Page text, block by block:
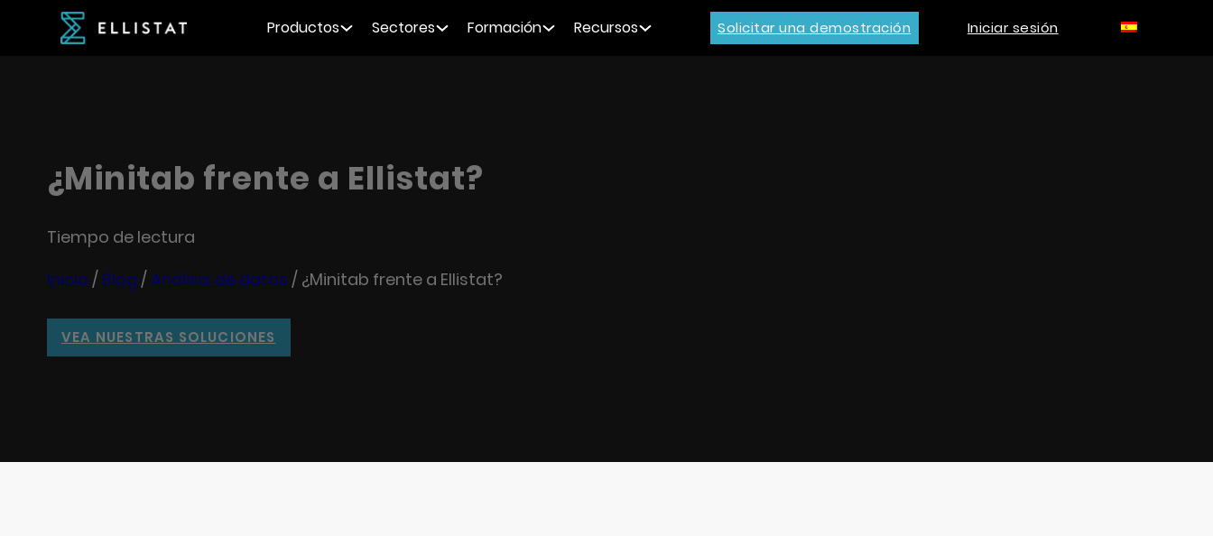
Productos Sectores Formación Recursos Solicitar una demostración Iniciar sesión
¿Minitab frente a Ellistat?
Tiempo de lectura
Inicio / Blog /Análisis de datos / ¿Minitab frente a Ellistat?
VEA NUESTRAS SOLUCIONES